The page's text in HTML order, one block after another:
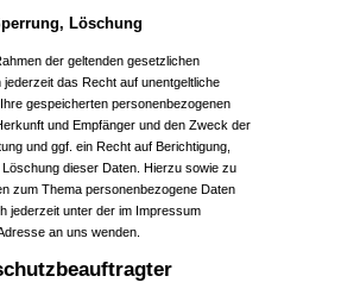
Löschung
der geltenden gesetzlichen
jederzeit das Recht auf unentgeltliche
gespeicherten personenbezogenen
und Empfänger und den Zweck der
und ggf. ein Recht auf Berichtigung,
dieser Daten. Hierzu sowie zu
zum Thema personenbezogene Daten
jederzeit unter der im Impressum
an uns wenden.